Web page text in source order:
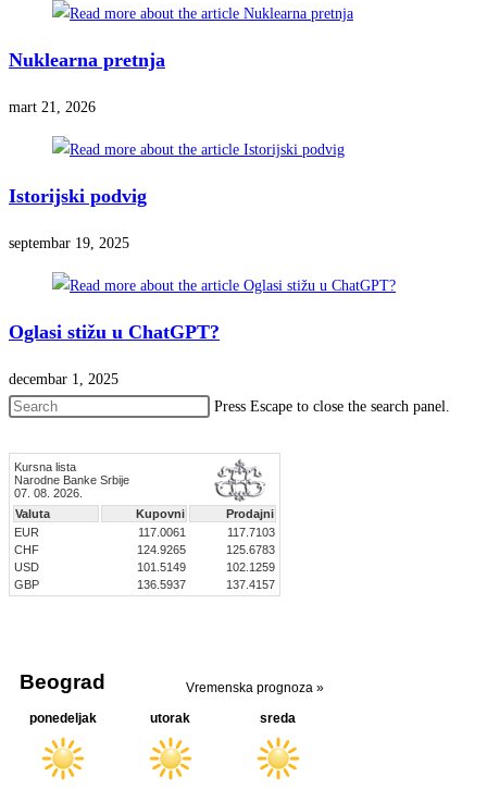
Nuklearna pretnja
mart 21, 2026
Istorijski podvig
septembar 19, 2025
Oglasi stižu u ChatGPT?
decembar 1, 2025
Press Escape to close the search panel.